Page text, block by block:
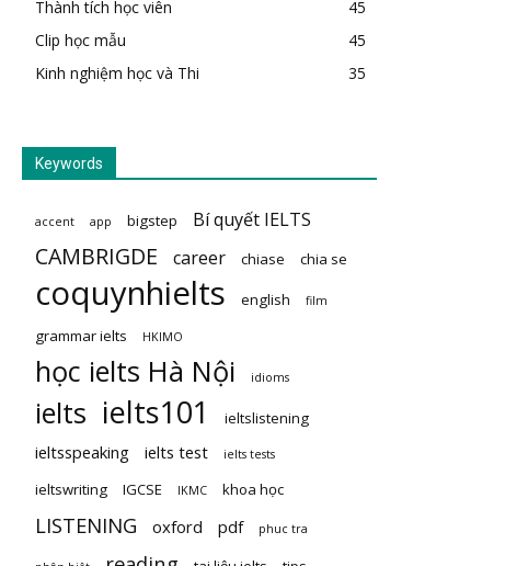
Thành tích học viên
45
Clip học mẫu
45
Kinh nghiệm học và Thi
35
Keywords
accent app bigstep Bí quyết IELTS
CAMBRIGDE career chiase chia se
coquynhielts english film
grammar ielts HKIMO
học ielts Hà Nội idioms
ielts ielts101 ieltslistening
ieltsspeaking ielts test ielts tests
ieltswriting IGCSE IKMC khoa học
LISTENING oxford pdf phuc tra